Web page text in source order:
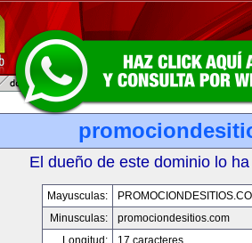
El dueño de este dominio lo
Mayusculas:
Minusculas:
promociondesitios.com
Longitud:
17 caracteres